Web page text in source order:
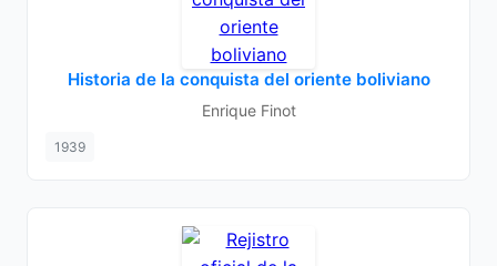
Historia de la conquista del oriente boliviano
Enrique Finot
1939